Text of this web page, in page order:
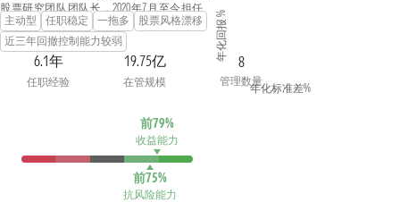
股票研究团队团队长，2020年7月至今担任光
大保德信中国制造2025灵活配置混合型证券投
资基金的基金经理，2021年10月至2022年12月担
任光大保德信优势配置混合型证券投资基金的
基金经理，2022年8月至今担任光大保德信新
增长混合型证券投资基金的基金经理，2023年
主动型 任职稳定 一拖多
股票风格漂移
近三年回撤控制能力较弱
6.1年
任职经验
19.75亿
在管规模
8
管理数量
前79%
收益能力
前75%
抗风险能力
年化回报 %
年化标准差%